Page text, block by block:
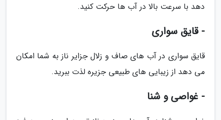
دهد با سرعت بالا در آب ها حرکت کنید.
- قایق سواری
قایق سواری در آب های صاف و زلال جزایر ناز به شما امکان
می دهد از زیبایی های طبیعی جزیره لذت ببرید.
- غواصی و شنا